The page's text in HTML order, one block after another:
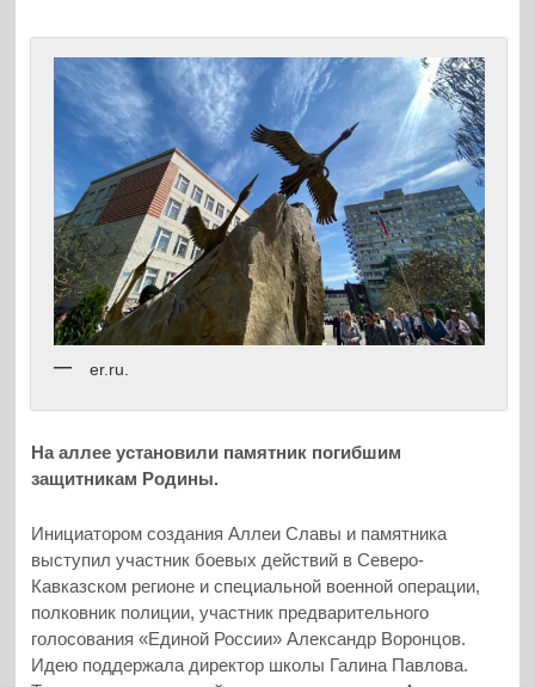
er.ru.
На аллее установили памятник погибшим
защитникам Родины.
Инициатором создания Аллеи Славы и памятника
выступил участник боевых действий в Северо-
Кавказском регионе и специальной военной операции,
полковник полиции, участник предварительного
голосования «Единой России» Александр Воронцов.
Идею поддержала директор школы Галина Павлова.